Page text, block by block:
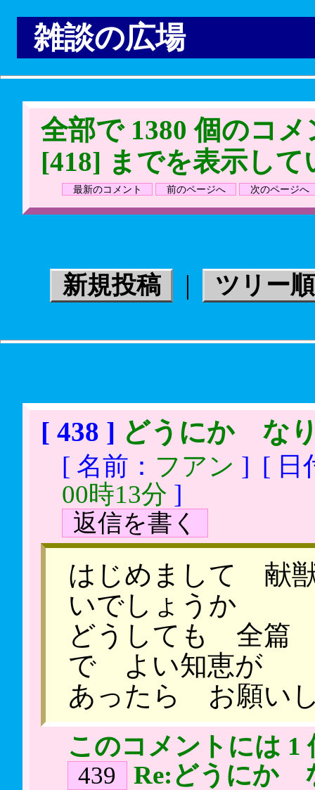
雑談の広場
全部で 1380 個のコ
[418] までを表示して
最新のコメント 前のページへ 次のページへ
新規投稿 | ツリー順
[ 438 ] どうにか な
[ 名前： フアン ] [ 日
00時13分 ]
返信を書く
はじめまして 献
いでしょうか
どうしても 全篇
で よい知恵が
あったら お願い
このコメントには 1
439 Re:どうにか